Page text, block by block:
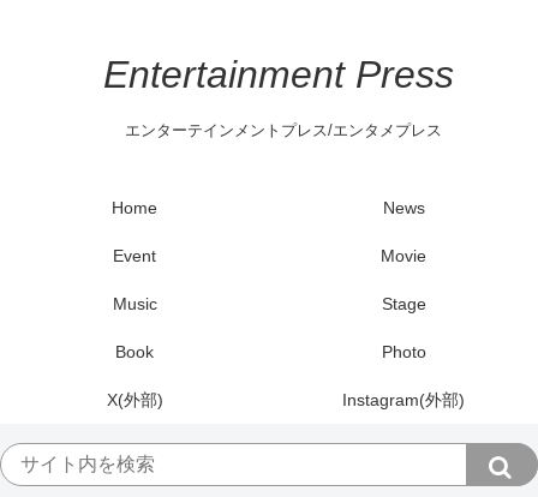
Entertainment Press
エンターテインメントプレス/エンタメプレス
Home News
Event Movie
Music Stage
Book Photo
X(外部) Instagram(外部)